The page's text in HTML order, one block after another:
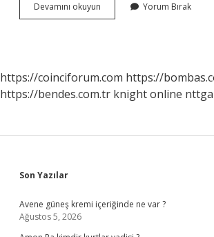
Devamını okuyun
Sık
Adlandırılır
Yorum Bırak
https://coinciforum.com https://
https://bendes.com.tr knight online
Sidebar
Son Yazılar
Avene güneş kremi içeriğinde ne var ?
Ağustos 5, 2026